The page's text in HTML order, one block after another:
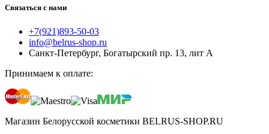
Связаться с нами
+7(921)893-50-03
info@belrus-shop.ru
Санкт-Петербург, Богатырский пр. 13, лит А
Принимаем к оплате:
Магазин Белорусской косметики BELRUS-SHOP.RU